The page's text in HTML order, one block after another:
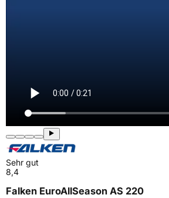
Sehr gut
8,4
Falken EuroAllSeason AS 220